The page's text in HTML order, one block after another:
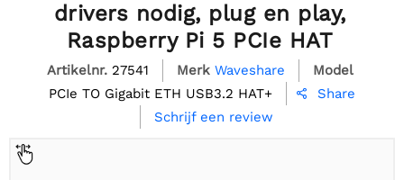
drivers nodig, plug en play,
Raspberry Pi 5 PCIe HAT
Artikelnr. 27541 Merk Waveshare
Model
PCIe TO Gigabit ETH USB3.2 HAT+

Share
Schrijf een review